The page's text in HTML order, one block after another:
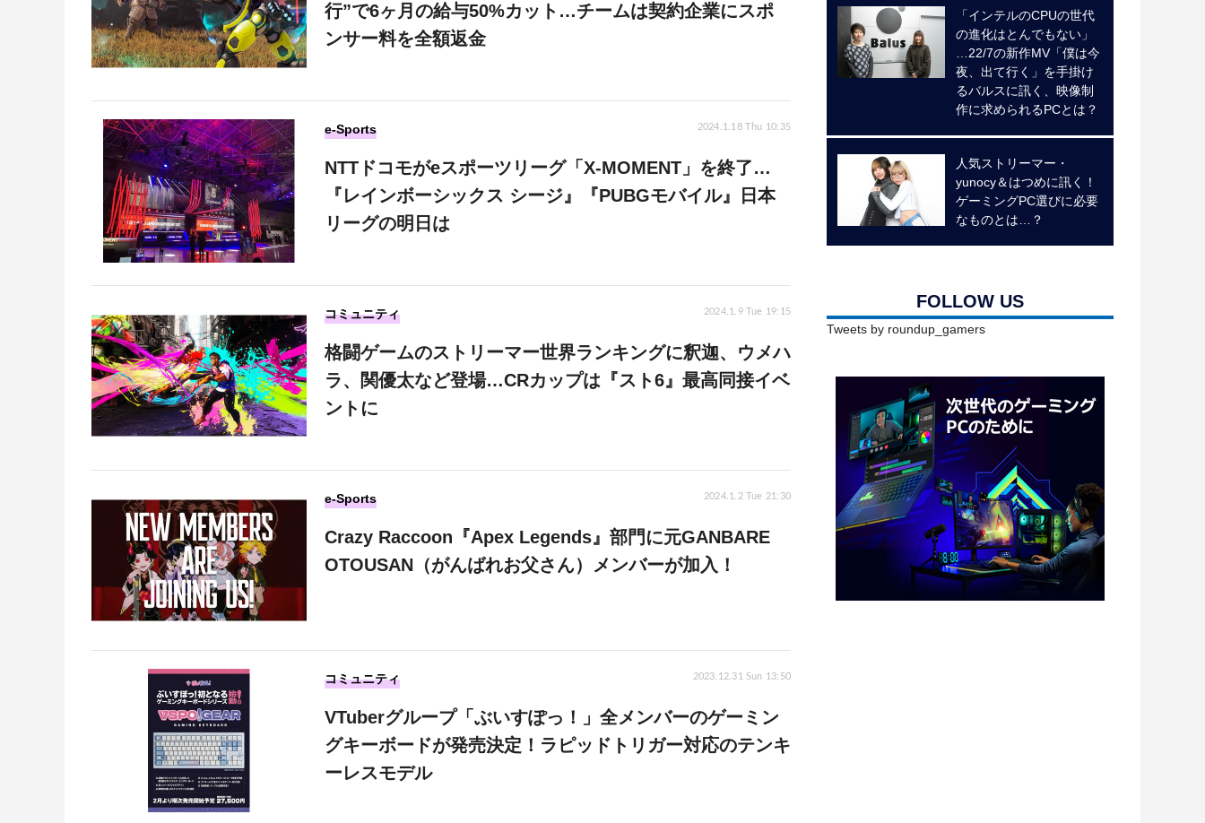
行”で6ヶ月の給与50%カット…チームは契約企業にスポ
ンサー料を全額返金
e-Sports 2024.1.18 Thu 10:35
NTTドコモがeスポーツリーグ「X-MOMENT」を終了…
『レインボーシックス シージ』『PUBGモバイル』日本
リーグの明日は
コミュニティ 2024.1.9 Tue 19:15
格闘ゲームのストリーマー世界ランキングに釈迦、ウメハ
ラ、関優太など登場…CRカップは『スト6』最高同接イベ
ントに
e-Sports 2024.1.2 Tue 21:30
Crazy Raccoon『Apex Legends』部門に元GANBARE
OTOUSAN（がんばれお父さん）メンバーが加入！
コミュニティ 2023.12.31 Sun 13:50
VTuberグループ「ぶいすぽっ！」全メンバーのゲーミン
グキーボードが発売決定！ラピッドトリガー対応のテンキ
ーレスモデル
「インテルのCPUの世代
の進化はとんでもない」
…22/7の新作MV「僕は今
夜、出て行く」を手掛け
るバルスに訊く、映像制
作に求められるPCとは？
人気ストリーマー・
yunocy＆はつめに訊く！
ゲーミングPC選びに必要
なものとは…？
FOLLOW US
Tweets by roundup_gamers